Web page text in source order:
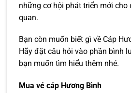
những cơ hội phát triển mới cho
quan.
Bạn còn muốn biết gì về Cáp
Hãy đặt câu hỏi vào phần bình
bạn muốn tìm hiểu thêm nhé.
Mua vé cáp Hương Bình